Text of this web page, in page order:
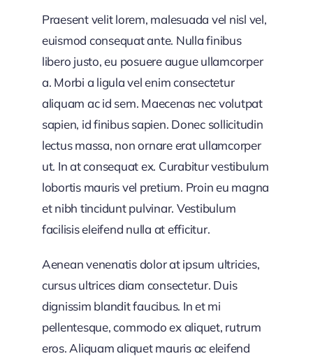
Praesent velit lorem, malesuada vel nisl vel,
euismod consequat ante. Nulla finibus
libero justo, eu posuere augue ullamcorper
a. Morbi a ligula vel enim consectetur
aliquam ac id sem. Maecenas nec volutpat
sapien, id finibus sapien. Donec sollicitudin
lectus massa, non ornare erat ullamcorper
ut. In at consequat ex. Curabitur vestibulum
lobortis mauris vel pretium. Proin eu magna
et nibh tincidunt pulvinar. Vestibulum
facilisis eleifend nulla at efficitur.
Aenean venenatis dolor at ipsum ultricies,
cursus ultrices diam consectetur. Duis
dignissim blandit faucibus. In et mi
pellentesque, commodo ex aliquet, rutrum
eros. Aliquam aliquet mauris ac eleifend